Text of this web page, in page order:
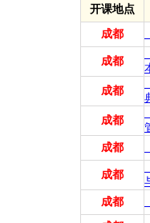
开课地点
成都
成都
成都
成都
成都
成都
成都